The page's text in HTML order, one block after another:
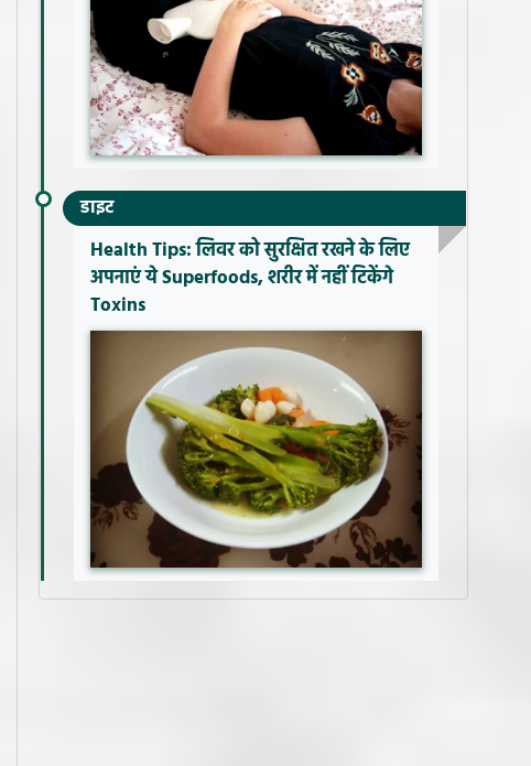
डाइट
Health Tips: लिवर को सुरक्षित रखने के लिए
अपनाएं ये Superfoods, शरीर में नहीं टिकेंगे
Toxins